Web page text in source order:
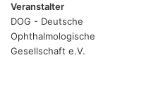
Veranstalter
DOG - Deutsche
Ophthalmologische
Gesellschaft e.V.